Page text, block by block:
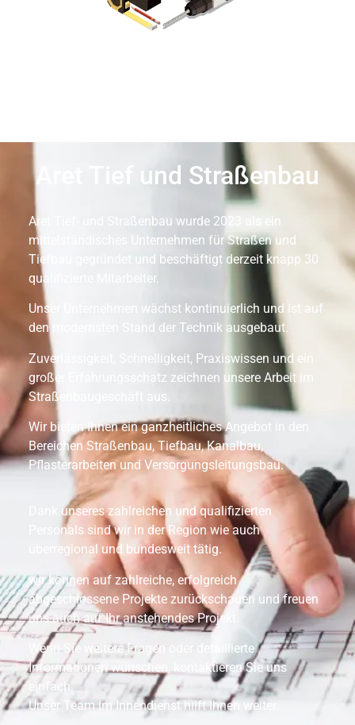
Aret Tief und Straßenbau
Aret Tief- und Straßenbau wurde 2023 als ein
mittelständisches Unternehmen für Straßen und
Tiefbau gegründet und beschäftigt derzeit knapp 30
qualifizierte Mitarbeiter.
Unser Unternehmen wächst kontinuierlich und ist auf
den modernsten Stand der Technik ausgebaut.
Zuverlässigkeit, Schnelligkeit, Praxiswissen und ein
großer Erfahrungsschatz zeichnen unsere Arbeit im
Straßenbaugeschäft aus.
Wir bieten Ihnen ein ganzheitliches Angebot in den
Bereichen Straßenbau, Tiefbau, Kanalbau,
Pflasterarbeiten und Versorgungsleitungsbau.
Dank unseres zahlreichen und qualifizierten
Personals sind wir in der Region wie auch
überregional und bundesweit tätig.
wir können auf zahlreiche, erfolgreich
abgeschlossene Projekte zurückschauen und freuen
uns auch auf Ihr anstehendes Projekt.
Wenn Sie weitere Fragen oder detaillierte
Informationen wünschen, kontaktieren Sie uns
einfach.
Unser Team im Innendienst hilft Ihnen weiter.